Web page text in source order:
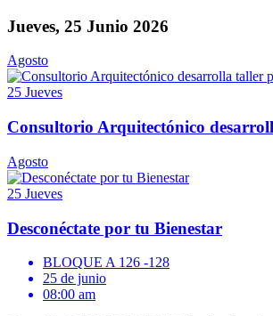
Jueves, 25 Junio 2026
Agosto
25 Jueves
Consultorio Arquitectónico
Agosto
25 Jueves
Desconéctate por tu Bienestar
BLOQUE A 126 -128
25 de junio
08:00 am